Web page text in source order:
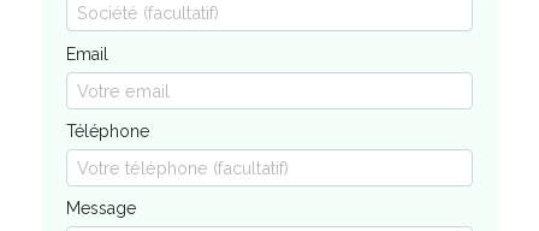
Email
Téléphone
Message